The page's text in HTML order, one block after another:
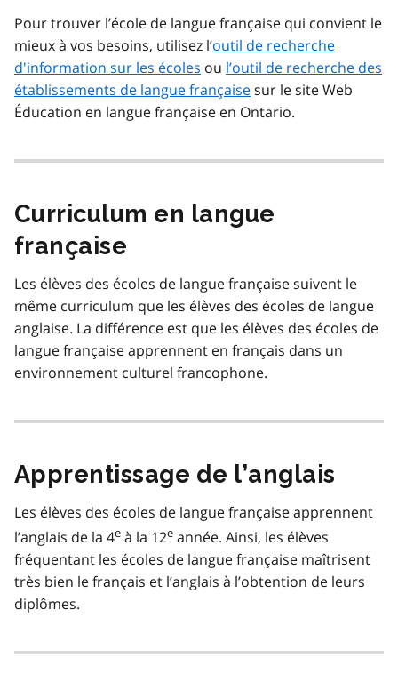
Pour trouver l’école de langue française qui convient le
mieux à vos besoins, utilisez l’outil de recherche
d'information sur les écoles ou l’outil de recherche des
établissements de langue françaisesur le site Web
Éducation en langue française en Ontario.
Curriculum en langue
française
Les élèves des écoles de langue française suivent le
même curriculum que les élèves des écoles de langue
anglaise. La différence est que les élèves des écoles de
langue française apprennent en français dans un
environnement culturel francophone.
Apprentissage de l’anglais
Les élèves des écoles de langue française apprennent
l’anglais de la 4e à la 12e année. Ainsi, les élèves
fréquentant les écoles de langue française maîtrisent
très bien le français et l’anglais à l’obtention de leurs
diplômes.